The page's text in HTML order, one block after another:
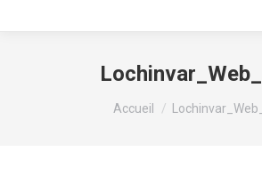
Vous êtes ici :
Accueil